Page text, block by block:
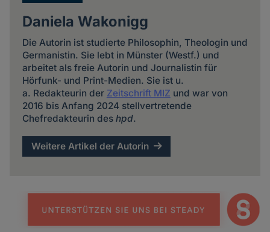
Daniela Wakonigg
Die Autorin ist studierte Philosophin, Theologin und
Germanistin. Sie lebt in Münster (Westf.) und
arbeitet als freie Autorin und Journalistin für
Hörfunk- und Print-Medien. Sie ist u.
a. Redakteurin der Zeitschrift MIZ und war von
2016 bis Anfang 2024 stellvertretende
Chefredakteurin des hpd.
Weitere Artikel der Autorin